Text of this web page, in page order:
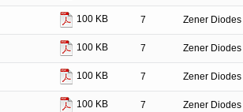
100 KB 7 Zener
100 KB 7 Zener
100 KB 7 Zener
100 KB 7 Zener